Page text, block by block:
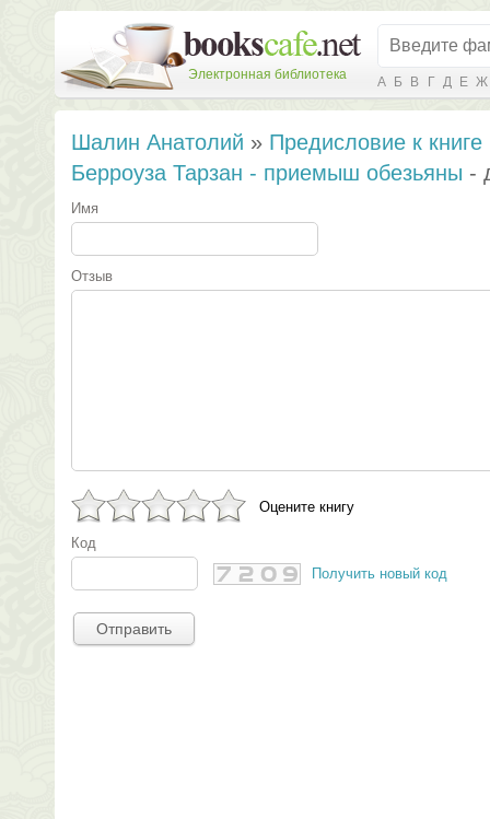
Электронная библиотека А Б В Г Д Е Ж
Шалин Анатолий » Предисловие к
Берроуза Тарзан - приемыш обезьяны -
Имя
Отзыв
Оцените книгу
Код
Получить новый код
Отправить